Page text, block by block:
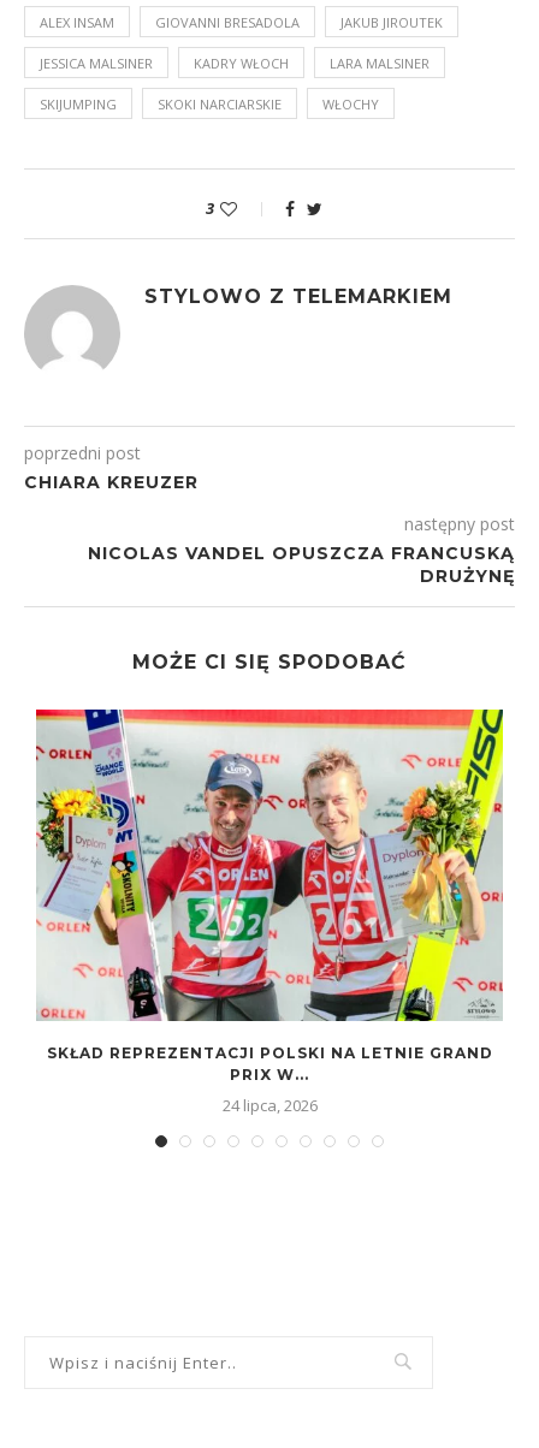
ALEX INSAM GIOVANNI BRESADOLA JAKUB JIROUTEK
JESSICA MALSINER KADRY WŁOCH LARA MALSINER
SKIJUMPING SKOKI NARCIARSKIE WŁOCHY
3
STYLOWO Z TELEMARKIEM
poprzedni post
CHIARA KREUZER
następny post
NICOLAS VANDEL OPUSZCZA FRANCUSKĄ
DRUŻYNĘ
MOŻE CI SIĘ SPODOBAĆ
SKŁAD REPREZENTACJI POLSKI NA LETNIE GRAND
PRIX W...
24 lipca, 2026